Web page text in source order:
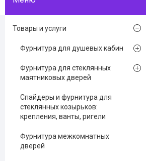
Товары и услуги
Фурнитура для душевых кабин
Фурнитура для стеклянных
маятниковых дверей
Спайдеры и фурнитура для
стеклянных козырьков:
крепления, ванты, ригели
Фурнитура межкомнатных
дверей